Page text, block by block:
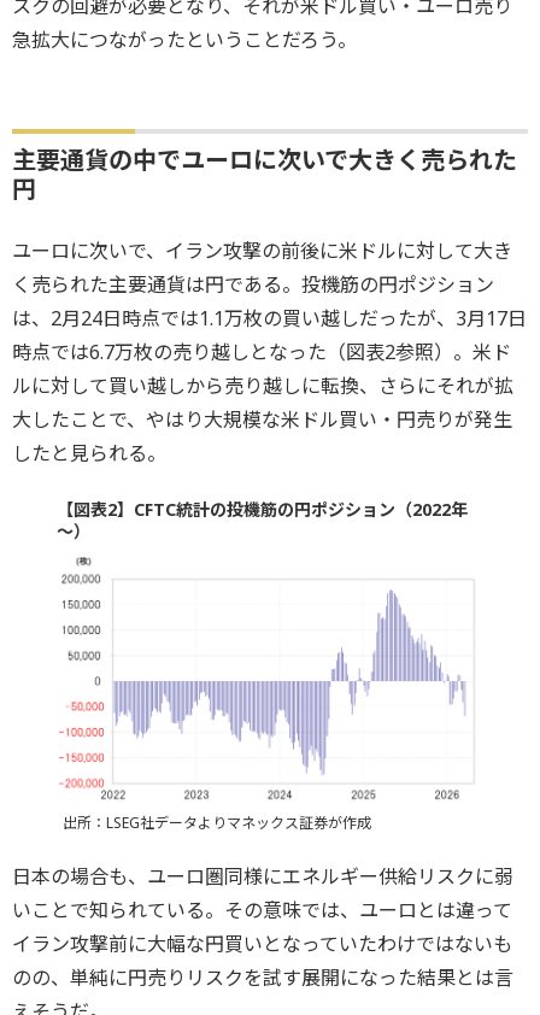
スクの回避が必要となり、それが米ドル買い・ユーロ売り
急拡大につながったということだろう。
主要通貨の中でユーロに次いで大きく売られた
円
ユーロに次いで、イラン攻撃の前後に米ドルに対して大き
く売られた主要通貨は円である。投機筋の円ポジション
は、2月24日時点では1.1万枚の買い越しだったが、3月17日
時点では6.7万枚の売り越しとなった（図表2参照）。米ド
ルに対して買い越しから売り越しに転換、さらにそれが拡
大したことで、やはり大規模な米ドル買い・円売りが発生
したと見られる。
【図表2】CFTC統計の投機筋の円ポジション（2022年
～）
出所：LSEG社データよりマネックス証券が作成
日本の場合も、ユーロ圏同様にエネルギー供給リスクに弱
いことで知られている。その意味では、ユーロとは違って
イラン攻撃前に大幅な円買いとなっていたわけではないも
のの、単純に円売りリスクを試す展開になった結果とは言